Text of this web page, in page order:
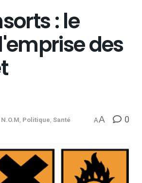
: le
des
N.O.M, Politique, Santé AA 0